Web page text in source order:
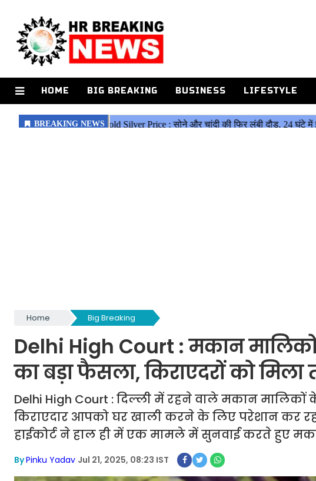
HOME BIG BREAKING BUSINESS LIFESTYLE
Home Big Breaking
Delhi High Court : मकान
का बड़ा फैसला, किराएदरों को
Delhi High Court : दिल्ली में रहने वाले मकान
किराएदार आपको घर खाली करने के लिए परेशान कर
हाईकोर्ट ने हाल ही में एक मामले में सुनवाई करते हुए
ByPinku Yadav Jul 21, 2025, 08:23 IST